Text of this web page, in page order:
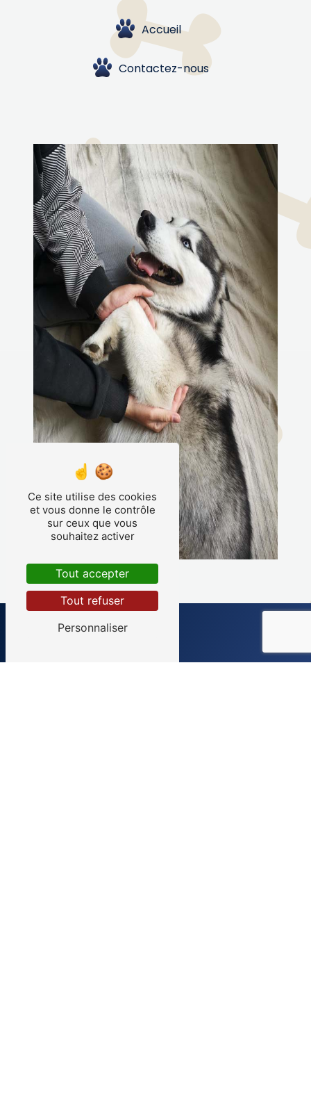
Accueil
Contactez-nous
Ce site utilise des cookies
et vous donne le contrôle
sur ceux que vous
souhaitez activer
Tout accepter
Tout refuser
Personnaliser